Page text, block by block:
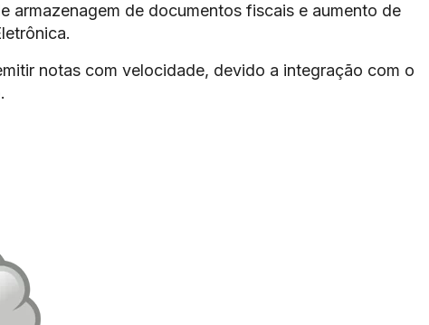
armazenagem de documentos fiscais e aumento de
notas com velocidade, devido a integração com o